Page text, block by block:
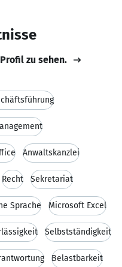
zu sehen.
Anwaltskanzlei
Recht Sekretariat
Sprache Microsoft Excel
Selbstständigkeit
Belastbarkeit